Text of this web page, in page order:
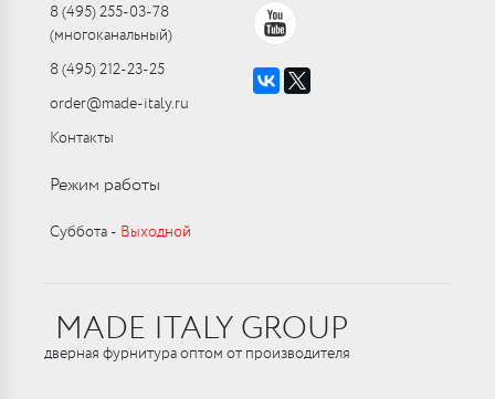
8 (495) 255-03-78
(многоканальный)
8 (495) 212-23-25
order@made-italy.ru
Контакты
Режим работы
Суббота ‑ Выходной
MADE ITALY GROUP
дверная фурнитура оптом от производителя